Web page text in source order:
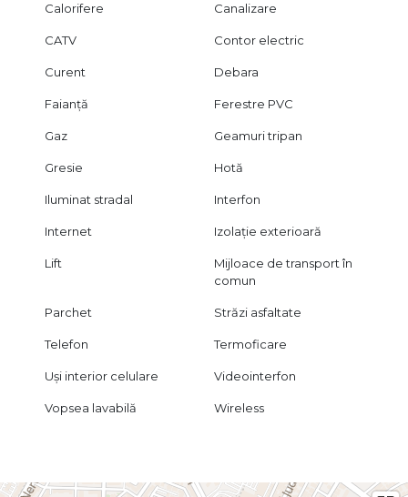
Calorifere Canalizare
CATV Contor electric
Curent Debara
Faianță Ferestre PVC
Gaz Geamuri tripan
Gresie Hotă
Iluminat stradal Interfon
Internet Izolație exterioară
Lift
Mijloace de transport în
comun
Parchet Străzi asfaltate
Telefon Termoficare
Uși interior celulare Videointerfon
Vopsea lavabilă Wireless